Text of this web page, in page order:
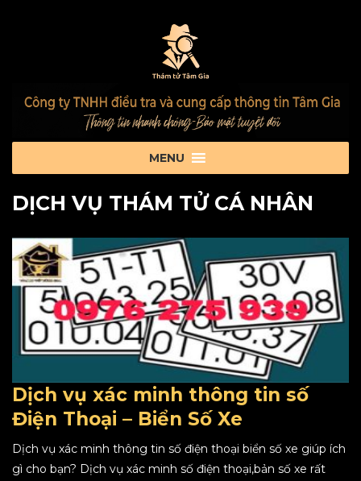
DỊCH VỤ THÁM TỬ CÁ NHÂN
Dịch vụ xác minh thông tin số
Điện Thoại – Biển Số Xe
Dịch vụ xác minh thông tin số điện thoại biển số xe giúp ích
gì cho bạn? Dịch vụ xác minh số điện thoại,bản số xe rất